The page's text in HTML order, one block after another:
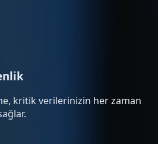
kritik verilerinizin her zaman